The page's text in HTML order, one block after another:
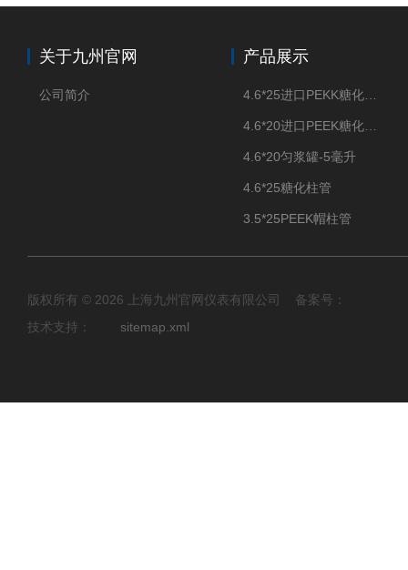
关于九州官网
公司简介
产品展示
4.6*20匀浆罐-5毫升
4.6*25糖化柱管
3.5*25PEEK帽柱管
版权所有 © 2026 上海九州官网仪表有限公司 备案号：
技术支持： sitemap.xml